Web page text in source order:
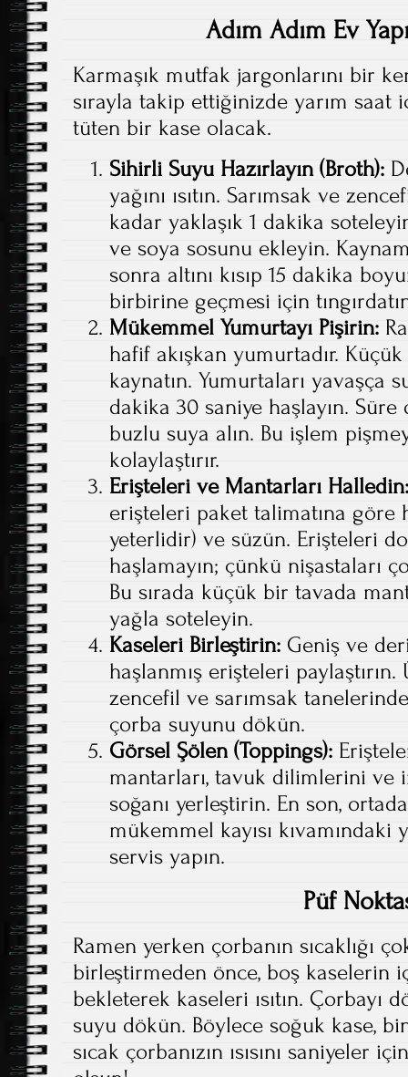
Adım Adım Ev
Karmaşık mutfak jargonlarını bir
sırayla takip ettiğinizde yarım saat
tüten bir kase olacak.
Sihirli Suyu Hazırlayın (Broth):
yağını ısıtın. Sarımsak ve
kadar yaklaşık 1 dakika
ve soya sosunu ekleyin.
sonra altını kısıp 15 dakika
birbirine geçmesi için
Mükemmel Yumurtayı Pişirin:
hafif akışkan yumurtadır.
kaynatın. Yumurtaları yavaşça
dakika 30 saniye haşlayın.
buzlu suya alın. Bu işlem
kolaylaştırır.
Erişteleri ve Mantarları Halledin:
erişteleri paket talimatına göre
yeterlidir) ve süzün. Erişteleri
haşlamayın; çünkü nişastaları
Bu sırada küçük bir tavada
yağla soteleyin.
Kaseleri Birleştirin: Geniş ve
haşlanmış erişteleri
zencefil ve sarımsak
çorba suyunu dökün.
Görsel Şölen (Toppings):
mantarları, tavuk dilimlerini ve
soğanı yerleştirin. En son,
mükemmel kayısı
servis yapın.
Püf
Ramen yerken çorbanın sıcaklığı
birleştirmeden önce, boş kaselerin
bekleterek kaseleri ısıtın. Çorbayı
suyu dökün. Böylece soğuk kase,
sıcak çorbanızın ısısını saniyeler